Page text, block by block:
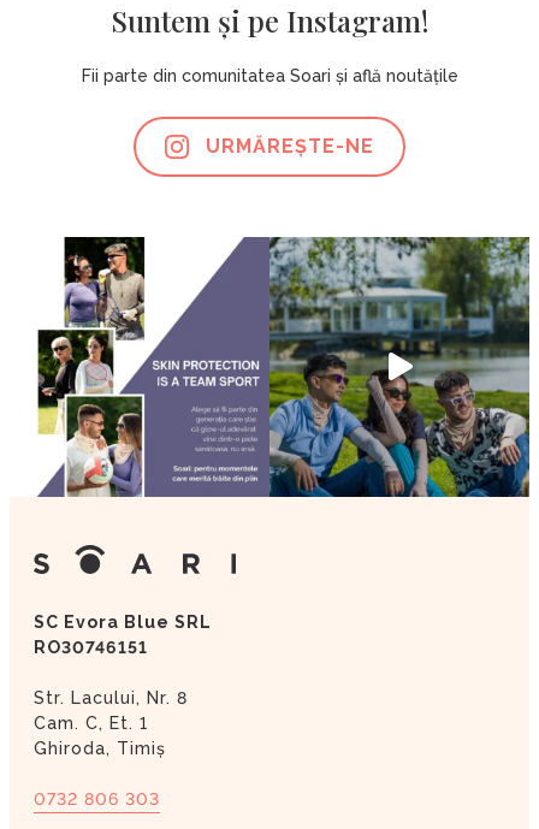
Suntem și pe Instagram!
Fii parte din comunitatea Soari și află noutățile
URMĂREȘTE-NE
SC Evora Blue SRL
RO30746151
Str. Lacului, Nr. 8
Cam. C, Et. 1
Ghiroda, Timiș
0732 806 303